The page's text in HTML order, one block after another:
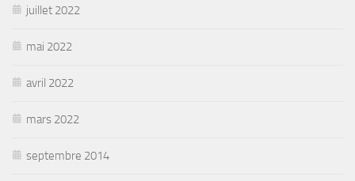
juillet 2022
mai 2022
avril 2022
mars 2022
septembre 2014